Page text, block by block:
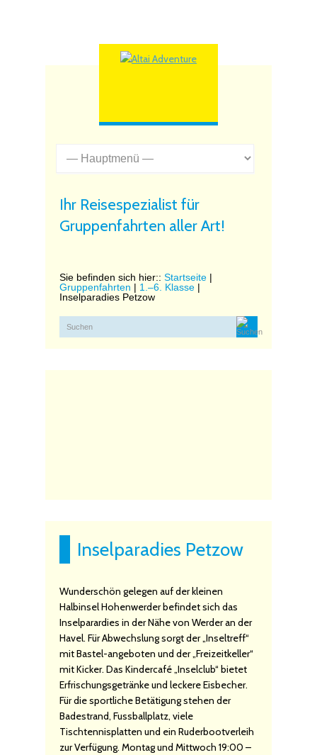
Ihr Reisespezialist für
Gruppenfahrten aller Art!
Sie befinden sich hier:: Startseite |
Gruppenfahrten | 1.–6. Klasse |
Inselparadies Petzow
Inselparadies Petzow
Wunderschön gelegen auf der kleinen
Halbinsel Hohenwerder befindet sich das
Inselparardies in der Nähe von Werder an der
Havel. Für Abwechslung sorgt der „Inseltreff“
mit Bastel-angeboten und der „Freizeitkeller“
mit Kicker. Das Kindercafé „Inselclub“ bietet
Erfrischungsgetränke und leckere Eisbecher.
Für die sportliche Betätigung stehen der
Badestrand, Fussballplatz, viele
Tischtennisplatten und ein Ruderbootverleih
zur Verfügung. Montag und Mittwoch 19:00 –